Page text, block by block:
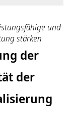
und
stärken
der
der